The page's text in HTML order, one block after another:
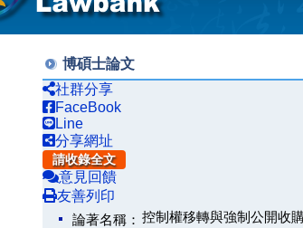
博碩士論文
社群分享
FaceBook
Line
分享網址
請收錄全文
意見回饋
友善列印
論著名稱： 控制權移轉與強制公開收